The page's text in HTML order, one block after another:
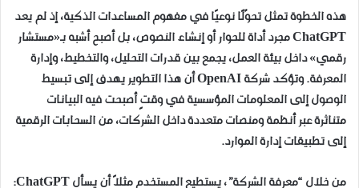
هذه الخطوة تمثل تحوّلًا نوعيًا في مفهوم المساعدات الذكية، إذ لم يعد
ChatGPT مجرد أداة للحوار أو إنشاء النصوص، بل أصبح أشبه بـ«مستشار
رقمي» داخل بيئة العمل، يجمع بين قدرات التحليل، والتخطيط، وإدارة
المعرفة. وتؤكد شركة OpenAI أن هذا التطوير يهدف إلى تبسيط
الوصول إلى المعلومات المؤسسية في وقتٍ أصبحت فيه البيانات
متناثرة عبر أنظمة ومنصات متعددة داخل الشركات، من السحابات الرقمية
إلى تطبيقات إدارة الموارد.
من خلال “معرفة الشركة”، يستطيع المستخدم مثلاً أن يسأل ChatGPT: